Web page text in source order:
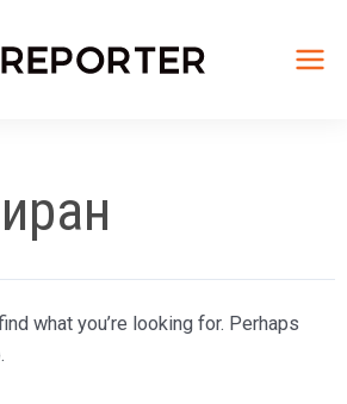
what you’re looking for. Perhaps